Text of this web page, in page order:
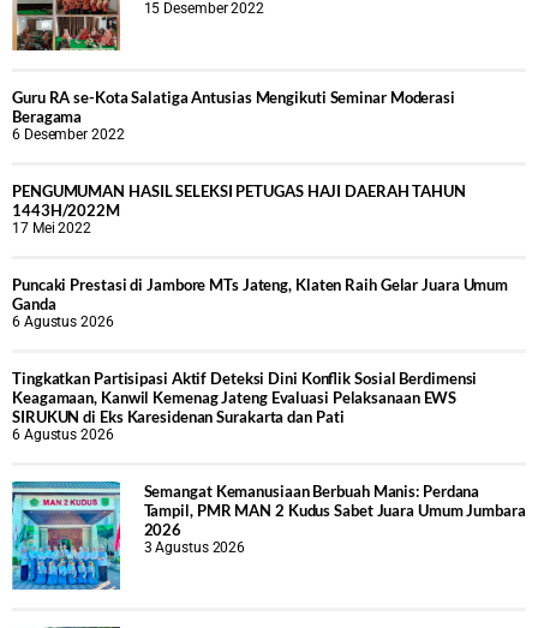
15 Desember 2022
Guru RA se-Kota Salatiga Antusias Mengikuti Seminar Moderasi
Beragama
6 Desember 2022
PENGUMUMAN HASIL SELEKSI PETUGAS HAJI DAERAH TAHUN
1443H/2022M
17 Mei 2022
Puncaki Prestasi di Jambore MTs Jateng, Klaten Raih Gelar Juara Umum
Ganda
6 Agustus 2026
Tingkatkan Partisipasi Aktif Deteksi Dini Konflik Sosial Berdimensi
Keagamaan, Kanwil Kemenag Jateng Evaluasi Pelaksanaan EWS
SIRUKUN di Eks Karesidenan Surakarta dan Pati
6 Agustus 2026
Semangat Kemanusiaan Berbuah Manis: Perdana
Tampil, PMR MAN 2 Kudus Sabet Juara Umum Jumbara
2026
3 Agustus 2026